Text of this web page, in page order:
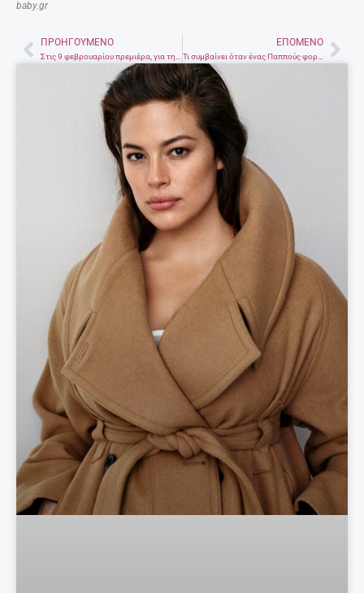
baby.gr
PrevΠΡΟΗΓΟΎΜΕΝΟ ΕΠΌΜΕΝΟ
Τι συμβαίνει όταν ένας Παππούς φοράει γυαλιά εικονικής πραγματικότητας;